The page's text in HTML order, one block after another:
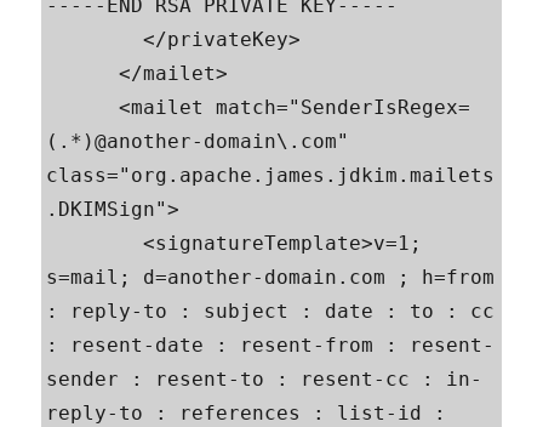
-----END RSA PRIVATE KEY-----
        </privateKey>
      </mailet>
      <mailet match="SenderIsRegex=
(.*)@another-domain\.com"
class="org.apache.james.jdkim.mailets
.DKIMSign">
        <signatureTemplate>v=1;
s=mail; d=another-domain.com ; h=from
: reply-to : subject : date : to : cc
: resent-date : resent-from : resent-
sender : resent-to : resent-cc : in-
reply-to : references : list-id :